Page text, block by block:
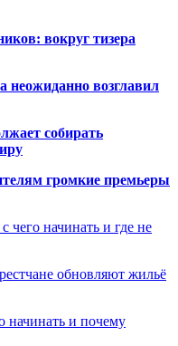
вокруг тизера
возглавил
собирать
громкие премьеры
чего начинать и где не
обновляют жильё
начинать и почему